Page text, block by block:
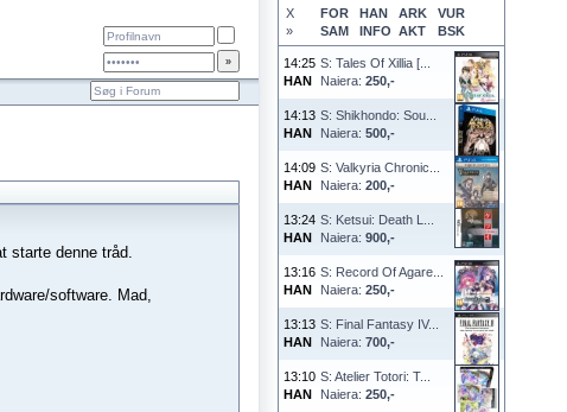
X FOR HAN ARK
VUR
»
SAM INFO AKT BSK
14:25
HAN
S: Tales Of Xillia [...
Naiera: 250,-
14:13
HAN
S: Shikhondo: Sou...
Naiera: 500,-
14:09
HAN
S: Valkyria Chronic...
Naiera: 200,-
13:24
HAN
S: Ketsui: Death L...
Naiera: 900,-
13:16
HAN
S: Record Of Agare...
Naiera: 250,-
13:13
HAN
S: Final Fantasy IV...
Naiera: 700,-
13:10
HAN
S: Atelier Totori: T...
Naiera: 250,-
starte denne tråd.
software. Mad,